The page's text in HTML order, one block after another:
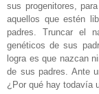
sus progenitores,
aquellos que estén
padres. Truncar el
genéticos de sus
logra es que nazcan
de sus padres. Ante
¿Por qué hay todavía